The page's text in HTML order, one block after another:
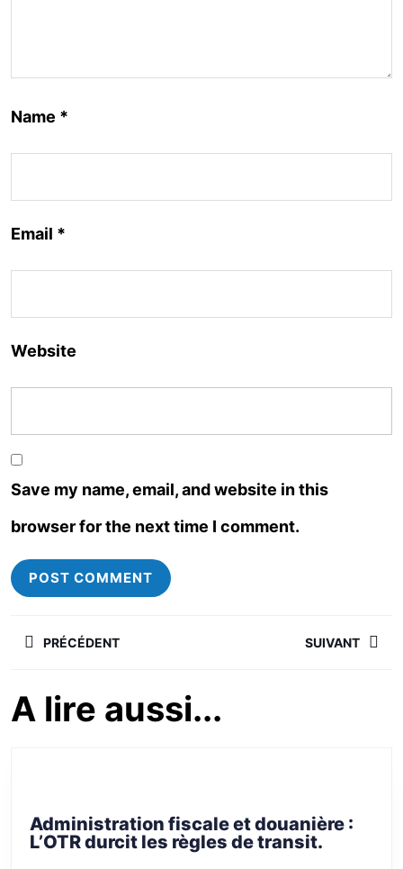
Name *
Email *
Website
Save my name, email, and website in this
browser for the next time I comment.
PRÉCÉDENT SUIVANT
A lire aussi...
Administration fiscale et douanière :
L’OTR durcit les règles de transit.